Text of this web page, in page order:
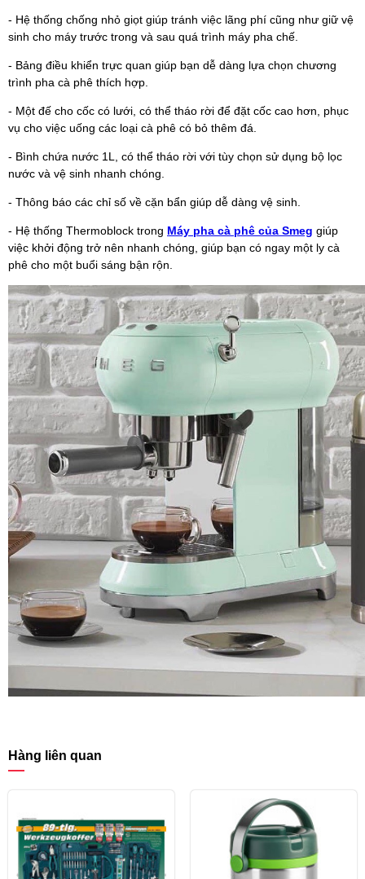
- Hệ thống chống nhỏ giọt giúp tránh việc lãng phí cũng như giữ vệ
sinh cho máy trước trong và sau quá trình máy pha chế.
- Bảng điều khiển trực quan giúp bạn dễ dàng lựa chọn chương
trình pha cà phê thích hợp.
- Một đế cho cốc có lưới, có thể tháo rời để đặt cốc cao hơn, phục
vụ cho việc uống các loại cà phê có bỏ thêm đá.
- Bình chứa nước 1L, có thể tháo rời với tùy chọn sử dụng bộ lọc
nước và vệ sinh nhanh chóng.
- Thông báo các chỉ số về cặn bẩn giúp dễ dàng vệ sinh.
- Hệ thống Thermoblock trong Máy pha cà phê của Smeg giúp
việc khởi động trở nên nhanh chóng, giúp bạn có ngay một ly cà
phê cho một buổi sáng bận rộn.
Hàng liên quan